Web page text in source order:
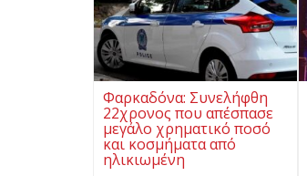
Φαρκαδόνα: Συνελήφθη
22χρονος που απέσπασε
μεγάλο χρηματικό ποσό
και κοσμήματα από
ηλικιωμένη